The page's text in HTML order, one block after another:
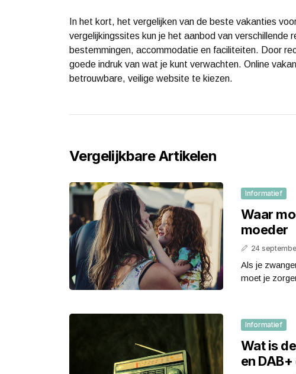
In het kort, het vergelijken van de beste vakanties
vergelijkingssites kun je het aanbod van verschillende
bestemmingen, accommodatie en faciliteiten. Door
goede indruk van wat je kunt verwachten. Online
betrouwbare, veilige website te kiezen.
Vergelijkbare Artikelen
Informatief
Waar
moeder
24
Als je
moet je
Informatief
Wat is
en